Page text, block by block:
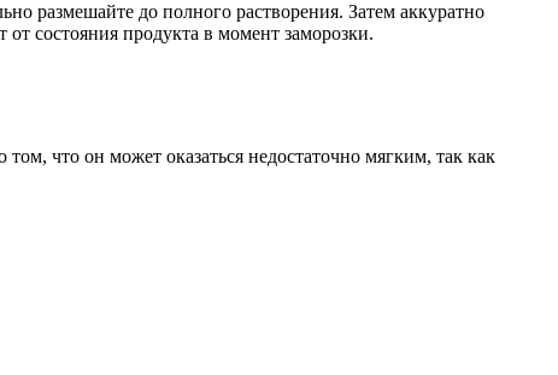
размешайте до полного растворения. Затем аккуратно
состояния продукта в момент заморозки.
что он может оказаться недостаточно мягким, так как